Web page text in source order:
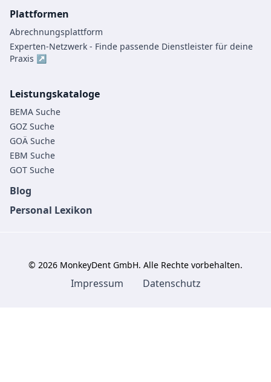
Plattformen
Abrechnungsplattform
Experten-Netzwerk - Finde passende Dienstleister für deine
Praxis ↗
Leistungskataloge
BEMA Suche
GOZ Suche
GOÄ Suche
EBM Suche
GOT Suche
Blog
Personal Lexikon
© 2026 MonkeyDent GmbH. Alle Rechte vorbehalten.
Impressum Datenschutz